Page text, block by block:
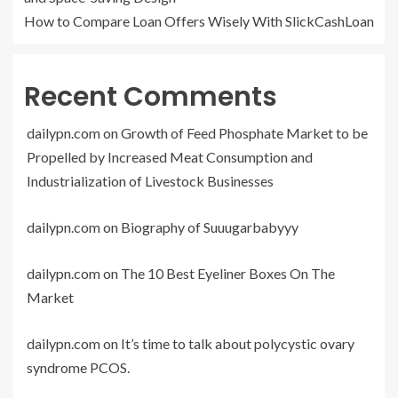
How to Compare Loan Offers Wisely With SlickCashLoan
Recent Comments
dailypn.comonGrowth of Feed Phosphate Market to be
Propelled by Increased Meat Consumption and
Industrialization of Livestock Businesses
dailypn.comon Biography of Suuugarbabyyy
dailypn.comon The 10 Best Eyeliner Boxes On The
Market
dailypn.comon It’s time to talk about polycystic ovary
syndrome PCOS.